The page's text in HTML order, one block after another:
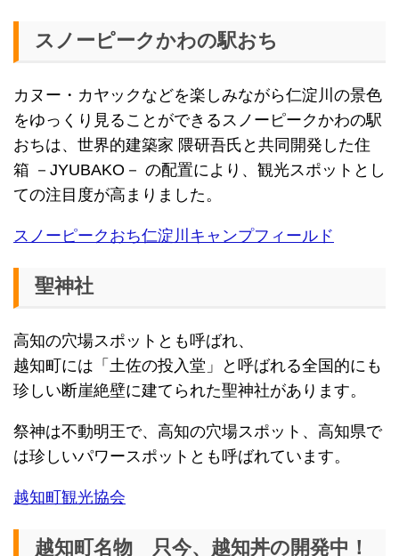
スノーピークかわの駅おち
カヌー・カヤックなどを楽しみながら仁淀川の景色
をゆっくり見ることができるスノーピークかわの駅
おちは、世界的建築家 隈研吾氏と共同開発した住
箱 －JYUBAKO－ の配置により、観光スポットとし
ての注目度が高まりました。
スノーピークおち仁淀川キャンプフィールド
聖神社
高知の穴場スポットとも呼ばれ、
越知町には「土佐の投入堂」と呼ばれる全国的にも
珍しい断崖絶壁に建てられた聖神社があります。
祭神は不動明王で、高知の穴場スポット、高知県で
は珍しいパワースポットとも呼ばれています。
越知町観光協会
越知町名物 只今、越知丼の開発中！